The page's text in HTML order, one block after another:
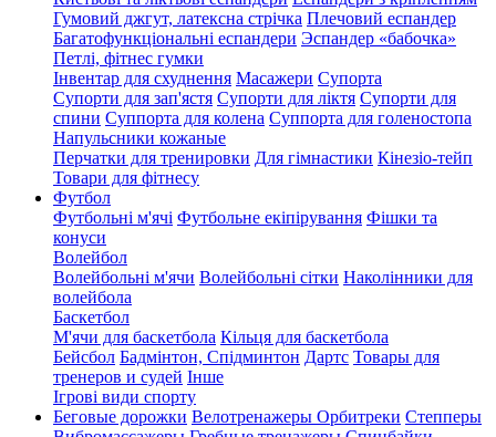
Гумовий джгут, латексна стрічка Плечовий еспандер
Багатофункціональні еспандери Эспандер «бабочка»
Петлі, фітнес гумки
Інвентар для схуднення Масажери Супорта
Супорти для зап'ястя Супорти для ліктя Супорти для
спини Суппорта для колена Суппорта для голеностопа
Напульсники кожаные
Перчатки для тренировки Для гімнастики Кінезіо-тейп
Товари для фітнесу
Футбол
Футбольні м'ячі Футбольне екіпірування Фішки та
конуси
Волейбол
Волейбольні м'ячи Волейбольні сітки Наколінники для
волейбола
Баскетбол
М'ячи для баскетбола Кільця для баскетбола
Бейсбол Бадмінтон, Спідминтон Дартс Товары для
тренеров и судей Інше
Ігрові види спорту
Беговые дорожки Велотренажеры Орбитреки Степперы